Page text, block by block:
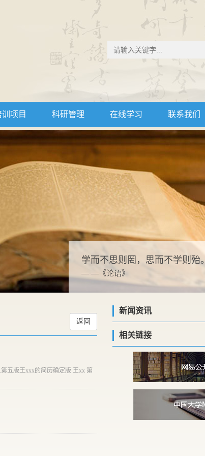
训项目 科研管理 在线学习 联系我们
学而不思则罔，思而不学则殆。
— —《论语》
返回
五版王xxx的简历确定版 王xx 第
新闻资讯
相关链接